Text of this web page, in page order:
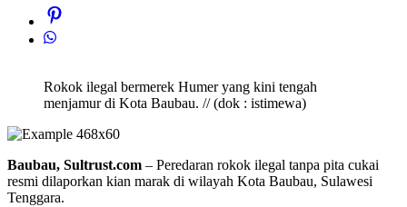
Rokok ilegal bermerek Humer yang kini tengah
menjamur di Kota Baubau. // (dok : istimewa)
Baubau, Sultrust.com – Peredaran rokok ilegal tanpa pita cukai
resmi dilaporkan kian marak di wilayah Kota Baubau, Sulawesi
Tenggara.